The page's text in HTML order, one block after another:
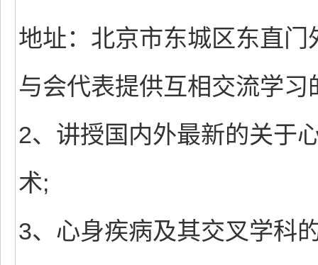
地址：北京市东城区东直
与会代表提供互相交流学
2、讲授国内外最新的关于
术;
3、心身疾病及其交叉学科